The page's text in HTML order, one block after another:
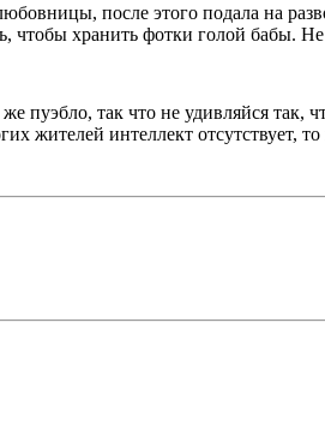
после этого подала на
чтобы хранить фотки голой бабы.
так что не удивляйся так,
жителей интеллект отсутствует,